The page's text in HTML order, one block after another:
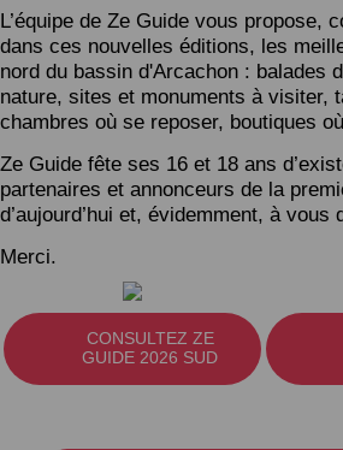
L’équipe de Ze Guide vous propose,
dans ces nouvelles éditions, les
nord du bassin d'Arcachon : balades
nature, sites et monuments à visiter,
chambres où se reposer, boutiques
Ze Guide fête ses 16 et 18 ans
partenaires et annonceurs de la
d’aujourd’hui et, évidemment, à vous
Merci.
CONSULTEZ ZE
GUIDE 2026 SUD